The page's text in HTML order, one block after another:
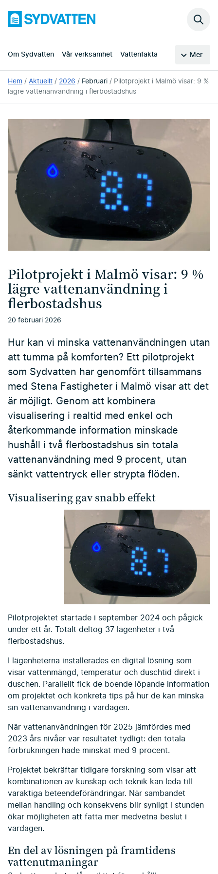
huvudinnehållet
Sydvatten
Om Sydvatten Vår verksamhet Vattenfakta Mer
Sök
Du
är
här:
Hem Aktuellt 2026 Februari
Pilotprojekt i Malmö visar: 9 %
lägre vattenanvändning i flerbostadshus
Pilotprojekt i Malmö visar: 9 %
lägre vattenanvändning i
flerbostadshus
20 februari 2026
Hur kan vi minska vattenanvändningen utan
att tumma på komforten? Ett pilotprojekt
som Sydvatten har genomfört tillsammans
med Stena Fastigheter i Malmö visar att det
är möjligt. Genom att kombinera
visualisering i realtid med enkel och
återkommande information minskade
hushåll i två flerbostadshus sin totala
vattenanvändning med 9 procent, utan
sänkt vattentryck eller strypta flöden.
Visualisering gav snabb effekt
Pilotprojektet startade i september 2024 och pågick
under ett år. Totalt deltog 37 lägenheter i två
flerbostadshus.
I lägenheterna installerades en digital lösning som
visar vattenmängd, temperatur och duschtid direkt i
duschen. Parallellt fick de boende löpande information
om projektet och konkreta tips på hur de kan minska
sin vattenanvändning i vardagen.
När vattenanvändningen för 2025 jämfördes med
2023 års nivåer var resultatet tydligt: den totala
förbrukningen hade minskat med 9 procent.
Projektet bekräftar tidigare forskning som visar att
kombinationen av kunskap och teknik kan leda till
varaktiga beteendeförändringar. När sambandet
mellan handling och konsekvens blir synligt i stunden
ökar möjligheten att fatta mer medvetna beslut i
vardagen.
En del av lösningen på framtidens
vattenutmaningar